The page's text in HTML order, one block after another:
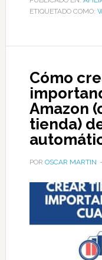
ETIQUETADO COMO:
Cómo
Amazon
tienda)
POR OSCAR MARTIN